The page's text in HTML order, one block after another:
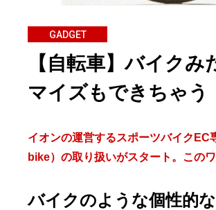
GADGET
【自転車】バイク
マイズもできちゃう
イオンの運営するスポーツバイク
bike）の取り扱いがスタート。この
バイクのような個性的